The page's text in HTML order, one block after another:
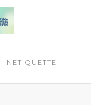
NETIQUETTE